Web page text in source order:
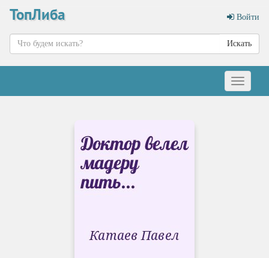
ТопЛиба Войти
Искать
Меню